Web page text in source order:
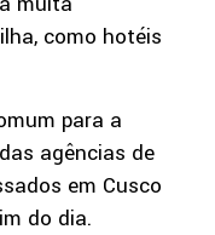
como hotéis
para a
agências de
em Cusco
do dia.